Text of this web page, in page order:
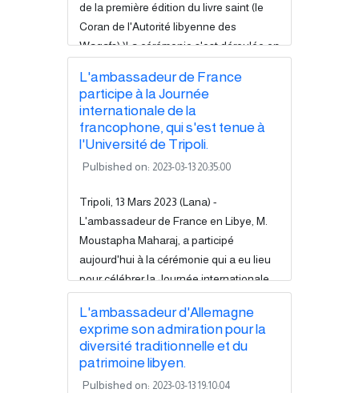
de la première édition du livre saint (le
Coran de l'Autorité libyenne des
Waqafs).)La cérémonie s'est déroulée en
gouvernement d'union nationale, M.
Abd-el-Hamid al-Debeiba, un certain
nombre de ministres et le chef de
l'Autorité générale des Waqafs et des
affaires islamiques, un certain nombre
un...
Read more
L'ambassadeur de France
participe à la Journée
internationale de la
francophone, qui s'est tenue à
l'Université de Tripoli.
Pulbished on: 2023-03-13 20:35:00
Tripoli, 13 Mars 2023 (Lana) -
L'ambassadeur de France en Libye, M.
Moustapha Maharaj, a participé
aujourd'hui à la cérémonie qui a eu lieu
pour célébrer la Journée internationale
qui s'est tenue aujourd'hui à la Faculté
des langues de l'Université de
Tripoli.Dans une note publiée sur
Twitter, le diplomate français a exprimé
L'ambassadeur d'Allemagne
exprime son admiration pour la
diversité traditionnelle et du
patrimoine libyen.
Pulbished on: 2023-03-13 19:10:04